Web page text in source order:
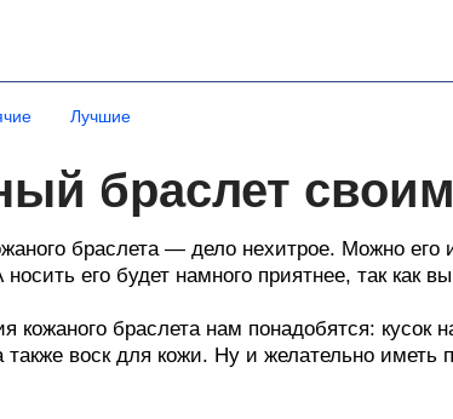
Лучшие
браслет
браслета — дело нехитрое. Можно
его будет намного приятнее, так как
кожаного браслета нам понадобятся: кусок
также воск для кожи. Ну и желательно иметь